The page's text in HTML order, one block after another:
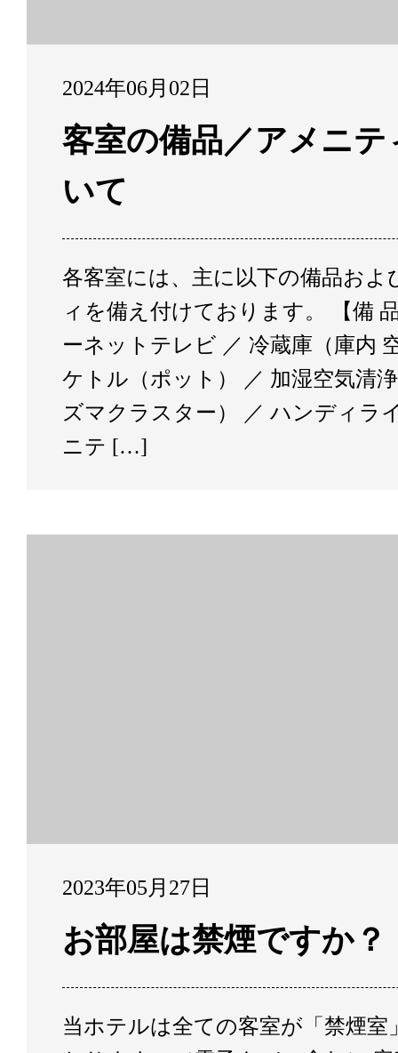
2024年06月02日
客室の備品／アメニテ
いて
各客室には、主に以下の備品およ
ィを備え付けております。 【備
ーネットテレビ ／ 冷蔵庫（庫内
ケトル（ポット） ／ 加湿空気清
ズマクラスター） ／ ハンディラ
ニテ […]
2023年05月27日
お部屋は禁煙ですか？
当ホテルは全ての客室が「禁煙室